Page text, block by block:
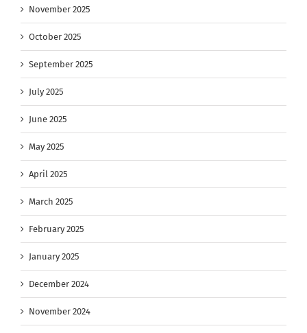
November 2025
October 2025
September 2025
July 2025
June 2025
May 2025
April 2025
March 2025
February 2025
January 2025
December 2024
November 2024